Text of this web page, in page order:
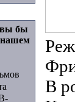
бы
нашем
В